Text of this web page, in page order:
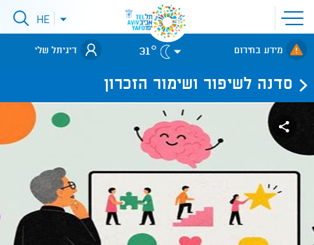
פתיחת
תפריט
אתר
לאתר עיריית
תל-אביב
פתיחתHE
מידע בחירום 31° דיגיתל שלי
סדנה לשיפור ושימור הזכרון